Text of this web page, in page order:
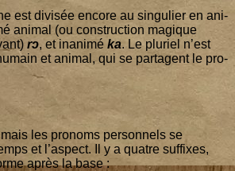
est divi­sée encore au sin­gu­lier en ani­
ani­mal (ou construc­tion magique
rɔ, et inani­mé ka. Le plu­riel n’est
et ani­mal, qui se par­tagent le pro­
les pro­noms per­son­nels se
et l’as­pect. Il y a quatre suf­fixes,
après la base :